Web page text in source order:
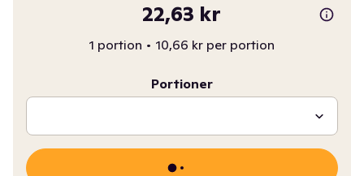
22,63 kr
1 portion • 10,66 kr per portion
Portioner